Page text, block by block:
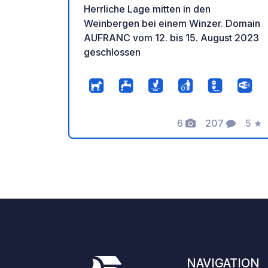
Herrliche Lage mitten in den
Weinbergen bei einem Winzer. Domain
AUFRANC vom 12. bis 15. August 2023
geschlossen
6
Fotos
207
Kommentare
5 ★
NAVIGATION